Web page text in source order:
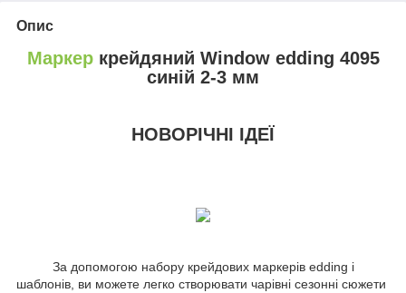
Опис
Маркеркрейдяний Window edding 4095
синій 2-3 мм
НОВОРІЧНІ ІДЕЇ
За допомогою набору крейдових маркерів edding і
шаблонів, ви можете легко створювати чарівні сезонні сюжети